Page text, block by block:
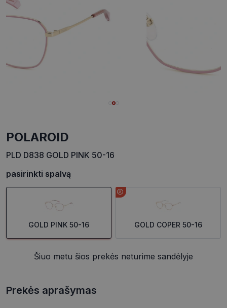
POLAROID
PLD D838 GOLD PINK 50-16
pasirinkti spalvą
GOLD PINK 50-16 GOLD COPER 50-16
Šiuo metu šios prekės neturime sandėlyje
Prekės aprašymas